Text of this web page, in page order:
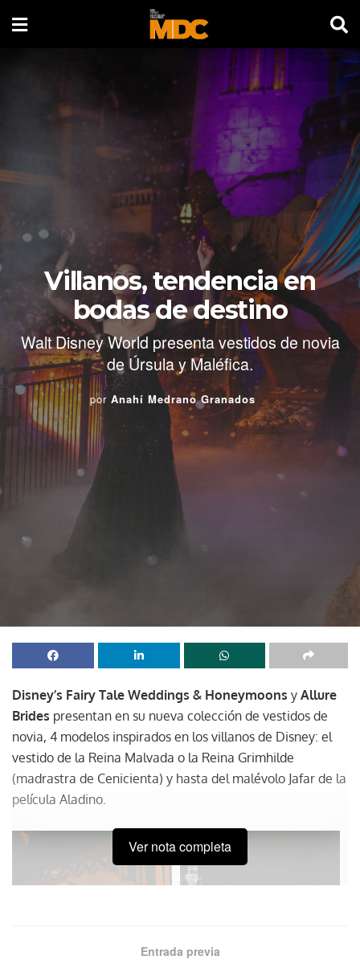
Villanos, tendencia en
bodas de destino
Walt Disney World presenta vestidos de novia
de Úrsula y Maléfica.
por Anahí Medrano Granados
Disney’s Fairy Tale Weddings & Honeymoons y Allure
Brides presentan en su nueva colección de vestidos de
novia, 4 modelos inspirados en los villanos de Disney: el
vestido de la Reina Malvada o la Reina Grimhilde
(madrastra de Cenicienta) y hasta del malévolo Jafar de la
película Aladino.
Ver nota completa
Entrada previa